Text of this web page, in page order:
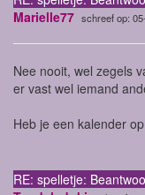
Marielle77 schreef op:
Nee nooit, wel zegels
er vast wel iemand
Heb je een kalender
RE: spelletje: